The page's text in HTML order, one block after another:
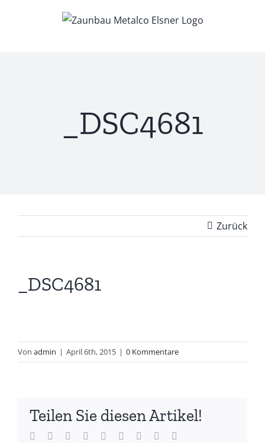
_DSC4681
Zurück
_DSC4681
Von admin | April 6th, 2015 | 0 Kommentare
Teilen Sie diesen Artikel!
Facebook
TwitterLinkedIn
Reddit Whatsapp
TumblrPinterest